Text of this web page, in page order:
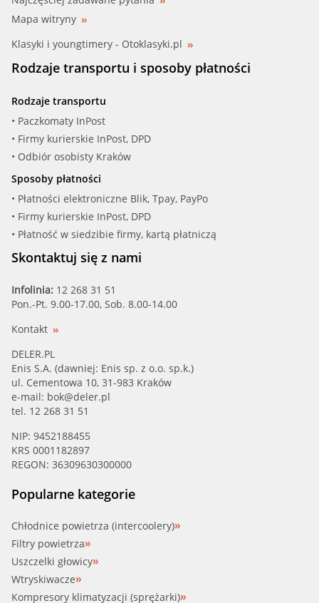
Mapa witryny
Klasyki i youngtimery - Otoklasyki.pl
Rodzaje transportu i sposoby płatności
Rodzaje transportu
• Paczkomaty InPost
• Firmy kurierskie InPost, DPD
• Odbiór osobisty Kraków
Sposoby płatności
• Płatności elektroniczne Blik, Tpay, PayPo
• Firmy kurierskie InPost, DPD
• Płatność w siedzibie firmy, kartą płatniczą
Skontaktuj się z nami
Infolinia: 12 268 31 51
Pon.-Pt. 9.00-17.00, Sob. 8.00-14.00
Kontakt
DELER.PL
Enis S.A. (dawniej: Enis sp. z o.o. sp.k.)
ul. Cementowa 10, 31-983 Kraków
e-mail: bok@deler.pl
tel. 12 268 31 51
NIP: 9452188455
KRS 0001182897
REGON: 36309630300000
Popularne kategorie
Chłodnice powietrza (intercoolery)
Filtry powietrza
Uszczelki głowicy
Wtryskiwacze
Kompresory klimatyzacji (sprężarki)